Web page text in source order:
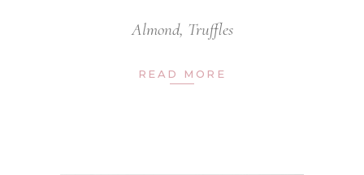
Almond, Truffles
READ MORE